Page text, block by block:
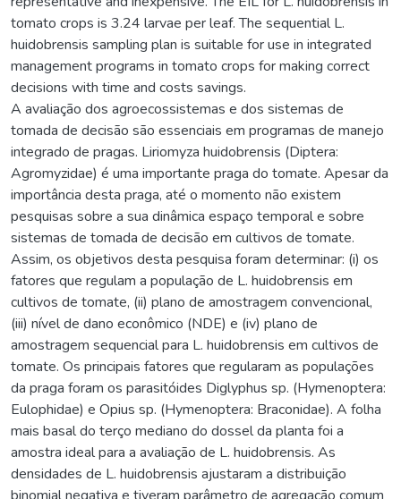
tomato crops is 3.24 larvae per leaf. The sequential L.
huidobrensis sampling plan is suitable for use in integrated
management programs in tomato crops for making correct
decisions with time and costs savings.
A avaliação dos agroecossistemas e dos sistemas de
tomada de decisão são essenciais em programas de manejo
integrado de pragas. Liriomyza huidobrensis (Diptera:
Agromyzidae) é uma importante praga do tomate. Apesar da
importância desta praga, até o momento não existem
pesquisas sobre a sua dinâmica espaço temporal e sobre
sistemas de tomada de decisão em cultivos de tomate.
Assim, os objetivos desta pesquisa foram determinar: (i) os
fatores que regulam a população de L. huidobrensis em
cultivos de tomate, (ii) plano de amostragem convencional,
(iii) nível de dano econômico (NDE) e (iv) plano de
amostragem sequencial para L. huidobrensis em cultivos de
tomate. Os principais fatores que regularam as populações
da praga foram os parasitóides Diglyphus sp. (Hymenoptera:
Eulophidae) e Opius sp. (Hymenoptera: Braconidae). A folha
mais basal do terço mediano do dossel da planta foi a
amostra ideal para a avaliação de L. huidobrensis. As
densidades de L. huidobrensis ajustaram a distribuição